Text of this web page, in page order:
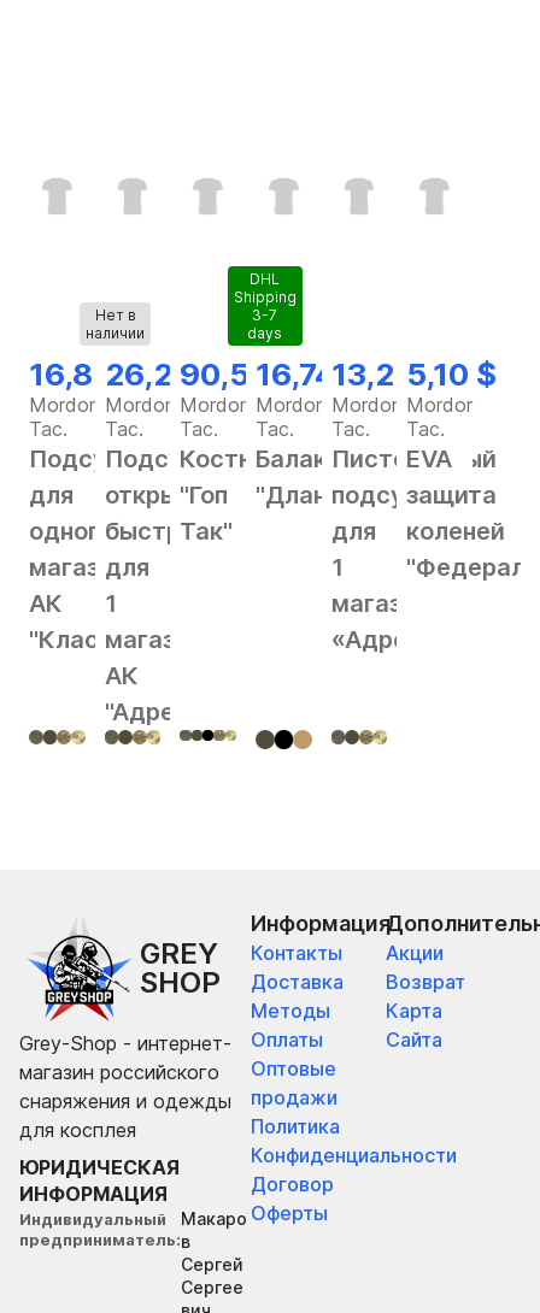
16,82 $
Mordor
Tac.
Подсумок
для
одного
магазина
АК
"Классика"
Нет в
наличии
26,28 $
Mordor
Tac.
Подсумок
открытый
быстрый
для
1
магазина
АК
"Адрес"
90,56 $
Mordor
Tac.
Костюм
"Гоп
Так"
DHL
Shipping
3-7
days
16,74 $
Mordor
Tac.
Балаклава
"Длань"
13,25 $
Mordor
Tac.
Пистолетный
подсумок
для
1
магазина
«Адрес»
5,10 $
Mordor
Tac.
EVA
защита
коленей
"Федерал"
GREY
SHOP
Grey-Shop - интернет-
магазин российского
снаряжения и одежды
для косплея
ЮРИДИЧЕСКАЯ
ИНФОРМАЦИЯ
Индивидуальный
предприниматель
Макаро
в
Сергей
Сергее
Информация
Контакты
Доставка
Методы
Оплаты
Оптовые
продажи
Политика
Конфиденциальности
Договор
Оферты
Акции
Возврат
Карта
Сайта